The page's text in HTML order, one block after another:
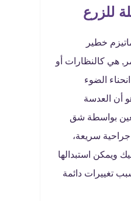
للزرع
خطير
هي كالنظارات أو
الضوء
أن العدسة
بواسطة شق
جراحية سريعة،
ويمكن استبدالها
تغييرات دائمة